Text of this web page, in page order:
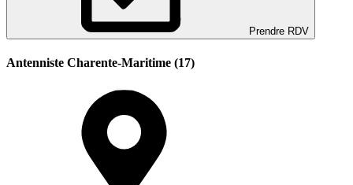
Prendre RDV
Antenniste Charente-Maritime (17)